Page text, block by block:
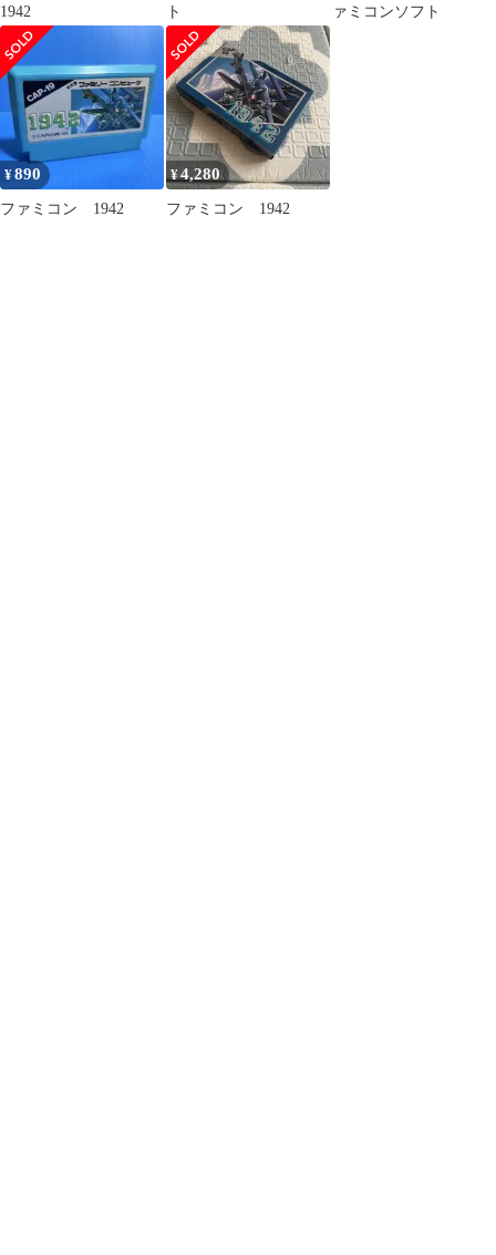
1942
ト
ァミコンソフト
¥890
ファミコン 1942
¥4,280
ファミコン 1942